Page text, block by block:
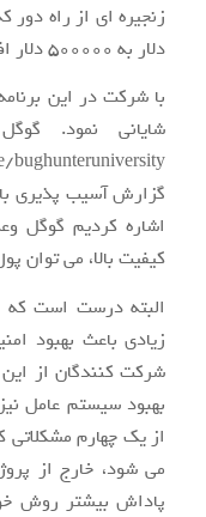
دلار به ۵۰۰۰۰۰ دلار افزایش یافته است.
با شرکت در این
شایانی نمود.
گزارش آسیب پذیری با
اشاره کردیم گوگل
کیفیت بالا، می توان
البته درست است که
زیادی باعث بهبود
شرکت کنندگان از این
بهبود سیستم عامل
از یک چهارم
می شود، خارج از
پاداش بیشتر روش